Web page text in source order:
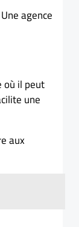
agence
où il peut
une
aux